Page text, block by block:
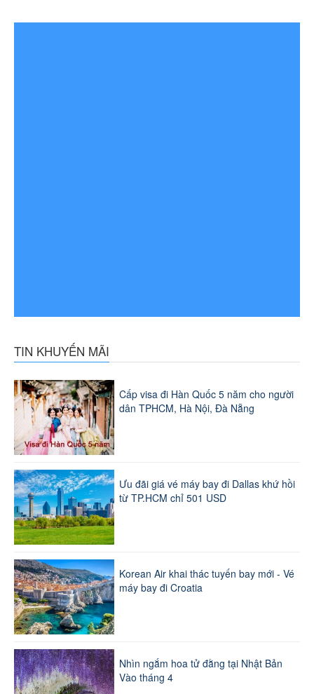
TIN KHUYẾN MÃI
Cấp visa đi Hàn Quốc 5 năm cho người
dân TPHCM, Hà Nội, Đà Nẵng
Ưu đãi giá vé máy bay đi Dallas khứ hồi
từ TP.HCM chỉ 501 USD
Korean Air khai thác tuyến bay mới - Vé
máy bay đi Croatia
Nhìn ngắm hoa tử đằng tại Nhật Bản
Vào tháng 4